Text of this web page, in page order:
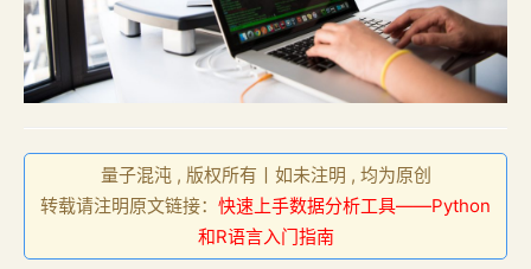
量子混沌 , 版权所有丨如未注明 , 均为原创
转载请注明原文链接： 快速上手数据分析工具——Python
和R语言入门指南